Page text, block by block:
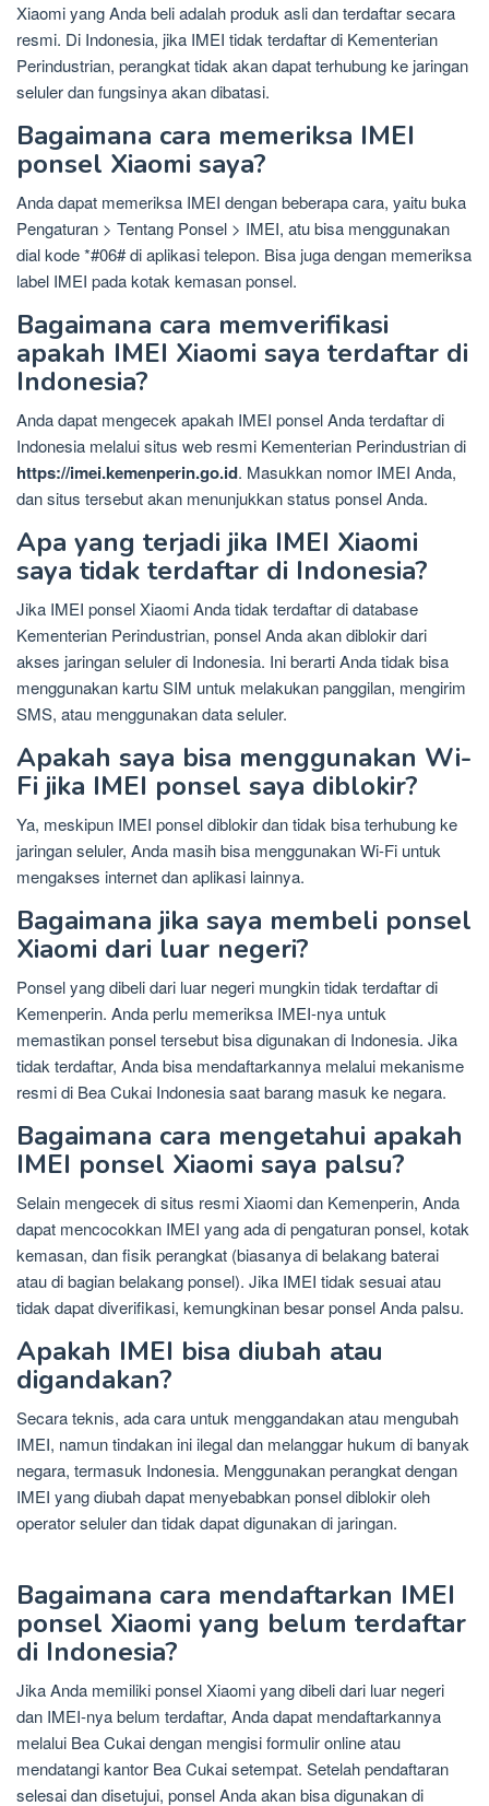
Xiaomi yang Anda beli adalah produk asli dan terdaftar secara
resmi. Di Indonesia, jika IMEI tidak terdaftar di Kementerian
Perindustrian, perangkat tidak akan dapat terhubung ke jaringan
seluler dan fungsinya akan dibatasi.
Bagaimana cara memeriksa IMEI
ponsel Xiaomi saya?
Anda dapat memeriksa IMEI dengan beberapa cara, yaitu buka
Pengaturan > Tentang Ponsel > IMEI, atu bisa menggunakan
dial kode *#06# di aplikasi telepon. Bisa juga dengan memeriksa
label IMEI pada kotak kemasan ponsel.
Bagaimana cara memverifikasi
apakah IMEI Xiaomi saya terdaftar di
Indonesia?
Anda dapat mengecek apakah IMEI ponsel Anda terdaftar di
Indonesia melalui situs web resmi Kementerian Perindustrian di
https://imei.kemenperin.go.id. Masukkan nomor IMEI Anda,
dan situs tersebut akan menunjukkan status ponsel Anda.
Apa yang terjadi jika IMEI Xiaomi
saya tidak terdaftar di Indonesia?
Jika IMEI ponsel Xiaomi Anda tidak terdaftar di database
Kementerian Perindustrian, ponsel Anda akan diblokir dari
akses jaringan seluler di Indonesia. Ini berarti Anda tidak bisa
menggunakan kartu SIM untuk melakukan panggilan, mengirim
SMS, atau menggunakan data seluler.
Apakah saya bisa menggunakan Wi-
Fi jika IMEI ponsel saya diblokir?
Ya, meskipun IMEI ponsel diblokir dan tidak bisa terhubung ke
jaringan seluler, Anda masih bisa menggunakan Wi-Fi untuk
mengakses internet dan aplikasi lainnya.
Bagaimana jika saya membeli ponsel
Xiaomi dari luar negeri?
Ponsel yang dibeli dari luar negeri mungkin tidak terdaftar di
Kemenperin. Anda perlu memeriksa IMEI-nya untuk
memastikan ponsel tersebut bisa digunakan di Indonesia. Jika
tidak terdaftar, Anda bisa mendaftarkannya melalui mekanisme
resmi di Bea Cukai Indonesia saat barang masuk ke negara.
Bagaimana cara mengetahui apakah
IMEI ponsel Xiaomi saya palsu?
Selain mengecek di situs resmi Xiaomi dan Kemenperin, Anda
dapat mencocokkan IMEI yang ada di pengaturan ponsel, kotak
kemasan, dan fisik perangkat (biasanya di belakang baterai
atau di bagian belakang ponsel). Jika IMEI tidak sesuai atau
tidak dapat diverifikasi, kemungkinan besar ponsel Anda palsu.
Apakah IMEI bisa diubah atau
digandakan?
Secara teknis, ada cara untuk menggandakan atau mengubah
IMEI, namun tindakan ini ilegal dan melanggar hukum di banyak
negara, termasuk Indonesia. Menggunakan perangkat dengan
IMEI yang diubah dapat menyebabkan ponsel diblokir oleh
operator seluler dan tidak dapat digunakan di jaringan.
Bagaimana cara mendaftarkan IMEI
ponsel Xiaomi yang belum terdaftar
di Indonesia?
Jika Anda memiliki ponsel Xiaomi yang dibeli dari luar negeri
dan IMEI-nya belum terdaftar, Anda dapat mendaftarkannya
melalui Bea Cukai dengan mengisi formulir online atau
mendatangi kantor Bea Cukai setempat. Setelah pendaftaran
selesai dan disetujui, ponsel Anda akan bisa digunakan di